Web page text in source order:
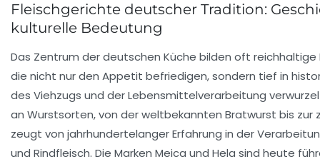
Fleischgerichte deutscher Tradition:
kulturelle Bedeutung
Das Zentrum der deutschen Küche bilden oft reichhaltige
die nicht nur den Appetit befriedigen, sondern tief in
des Viehzugs und der Lebensmittelverarbeitung
an Wurstsorten, von der weltbekannten Bratwurst bis zur
zeugt von jahrhundertelanger Erfahrung in der
und Rindfleisch. Die Marken Meica und Hela sind heute